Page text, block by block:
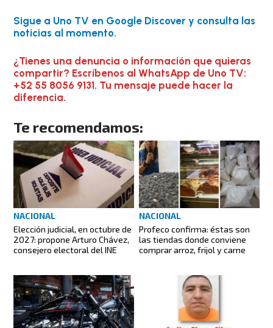
Sigue a Uno TV en Google Discover y consulta las
noticias al momento.
¿Tienes una denuncia o información que quieras
compartir? Escríbenos al WhatsApp de Uno TV:
+52 55 8056 9131. Tu mensaje puede hacer la
diferencia.
Te recomendamos:
NACIONAL
Elección judicial, en octubre de
2027: propone Arturo Chávez,
consejero electoral del INE
NACIONAL
Profeco confirma: éstas son
las tiendas donde conviene
comprar arroz, frijol y carne